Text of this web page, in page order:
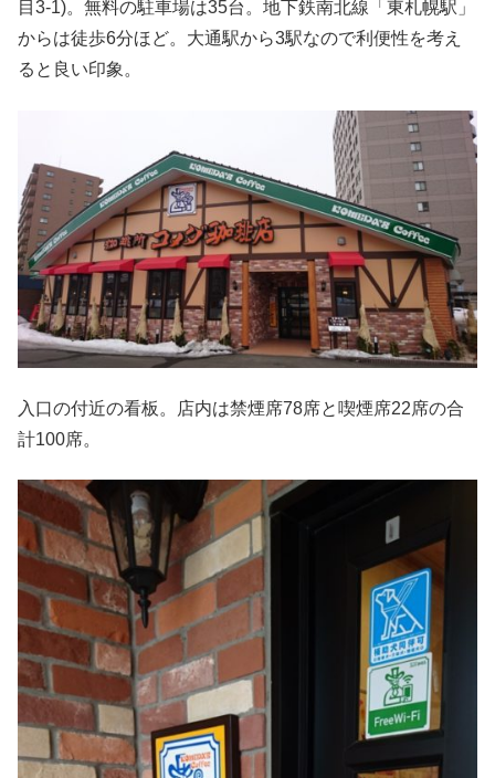
目3-1)。無料の駐車場は35台。地下鉄南北線「東札幌駅」
からは徒歩6分ほど。大通駅から3駅なので利便性を考え
ると良い印象。
入口の付近の看板。店内は禁煙席78席と喫煙席22席の合
計100席。